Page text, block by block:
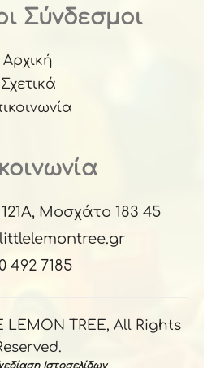
Σύνδεσμοι
Αρχική
Σχετικά
Μοσχάτο 183 45
492 7185
LEMON TREE, All Rights
Ιστοσελίδων